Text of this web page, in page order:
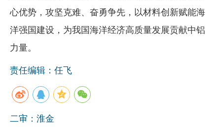
心优势，攻坚克难、奋勇争先，以材料创新赋能海
洋强国建设，为我国海洋经济高质量发展贡献中铝
力量。
责任编辑：任飞
二审：淮金